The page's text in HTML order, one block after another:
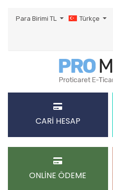
Para Birimi TL Türkçe
CARİ HESAP
ONLİNE ÖDEME